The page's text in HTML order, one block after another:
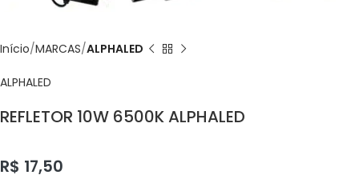
Início MARCAS ALPHALED
ALPHALED
REFLETOR 10W 6500K ALPHALED
R$ 17,50